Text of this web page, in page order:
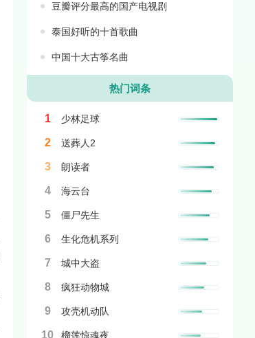
豆瓣评分最高的国产电视剧
泰国好听的十首歌曲
中国十大古筝名曲
热门词条
1 少林足球
2 送葬人2
3 朗读者
4 海云台
5 僵尸先生
6 生化危机系列
7 城中大盗
8 疯狂动物城
9 攻壳机动队
10 榴莲惊魂夜